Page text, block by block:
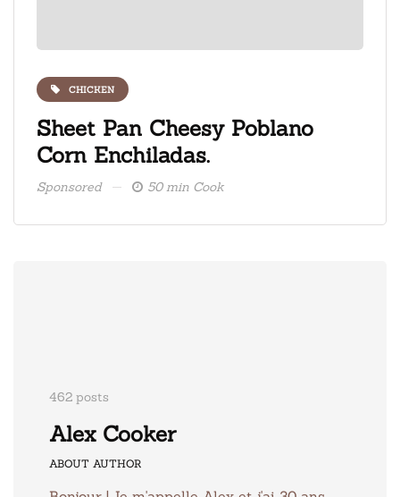
CHICKEN
Sheet Pan Cheesy Poblano
Corn Enchiladas.
Sponsored 50 min Cook
462 posts
Alex Cooker
ABOUT AUTHOR